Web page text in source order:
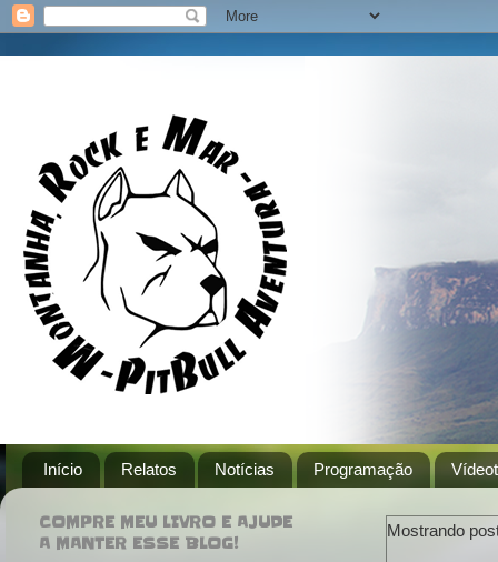
Início Relatos Notícias Programação
Mostrando
COMPRE MEU LIVRO E AJUDE
A MANTER ESSE BLOG!